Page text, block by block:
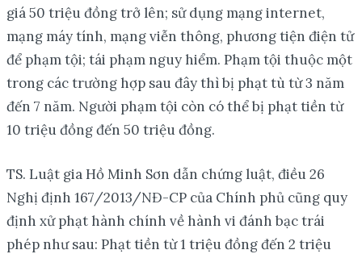
giá 50 triệu đồng trở lên; sử dụng mạng internet,
mạng máy tính, mạng viễn thông, phương tiện điện tử
để phạm tội; tái phạm nguy hiểm. Phạm tội thuộc một
trong các trường hợp sau đây thì bị phạt tù từ 3 năm
đến 7 năm. Người phạm tội còn có thể bị phạt tiền từ
10 triệu đồng đến 50 triệu đồng.
TS. Luật gia Hồ Minh Sơn dẫn chứng luật, điều 26
Nghị định 167/2013/NĐ-CP của Chính phủ cũng quy
định xử phạt hành chính về hành vi đánh bạc trái
phép như sau: Phạt tiền từ 1 triệu đồng đến 2 triệu